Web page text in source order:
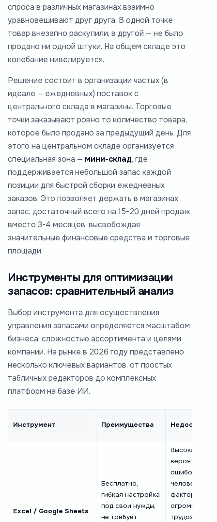
спроса в различных магазинах взаимно
уравновешивают друг друга. В одной точке
товар внезапно раскупили, в другой — не было
продано ни одной штуки. На общем складе это
колебание нивелируется.
Решение состоит в организации частых (в
идеале — ежедневных) поставок с
центрального склада в магазины. Торговые
точки заказывают ровно то количество товара,
которое было продано за предыдущий день. Для
этого на центральном складе организуется
специальная зона — мини-склад, где
поддерживается небольшой запас каждой
позиции для быстрой сборки ежедневных
заказов. Это позволяет держать в магазинах
запас, достаточный всего на 15-20 дней продаж,
вместо 3-4 месяцев, высвобождая
значительные финансовые средства и торговые
площади.
Инструменты для оптимизации
запасов: сравнительный анализ
Выбор инструмента для осуществления
управления запасами определяется масштабом
бизнеса, сложностью ассортимента и целями
компании. На рынке в 2026 году представлено
несколько ключевых вариантов, от простых
табличных редакторов до комплексных
платформ на базе ИИ.
Инструмент Преимущества Недостатки
Excel / Google Sheets
Бесплатно,
гибкая настройка
под свои нужды,
не требует
Высокая
вероятность
ошибок из-за
фактора,
огромные